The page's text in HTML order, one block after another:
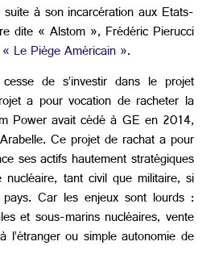
à son incarcération aux Etats-
dite « Alstom », Frédéric Pierucci
« Le Piège Américain ».
de s’investir dans le projet
a pour vocation de racheter la
Power avait cédé à GE en 2014,
Ce projet de rachat a pour
ses actifs hautement stratégiques
nucléaire, tant civil que militaire, si
Car les enjeux sont lourds :
et sous-marins nucléaires, vente
l’étranger ou simple autonomie de